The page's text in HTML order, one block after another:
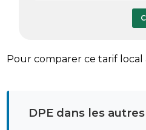
Pour comparer ce tarif
DPE dans les